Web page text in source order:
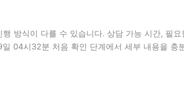
방식이 다를 수 있습니다. 상담 가능 시간, 필
04시32분 처음 확인 단계에서 세부 내용을 충